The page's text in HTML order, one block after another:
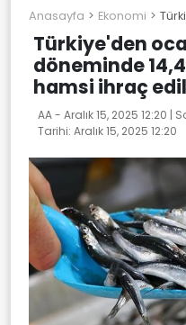
Anasayfa Ekonomi
Türkiye'den
döneminde
hamsi ihraç
AA - Aralık 15, 2025 12:20 |
Tarihi: Aralık 15, 2025 12:20